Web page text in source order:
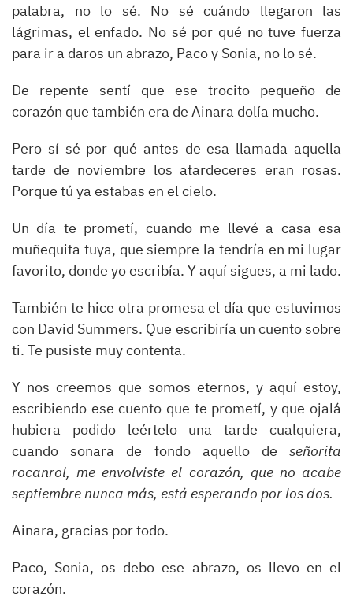
palabra, no lo sé. No sé cuándo llegaron las
lágrimas, el enfado. No sé por qué no tuve fuerza
para ir a daros un abrazo, Paco y Sonia, no lo sé.
De repente sentí que ese trocito pequeño de
corazón que también era de Ainara dolía mucho.
Pero sí sé por qué antes de esa llamada aquella
tarde de noviembre los atardeceres eran rosas.
Porque tú ya estabas en el cielo.
Un día te prometí, cuando me llevé a casa esa
muñequita tuya, que siempre la tendría en mi lugar
favorito, donde yo escribía. Y aquí sigues, a mi lado.
También te hice otra promesa el día que estuvimos
con David Summers. Que escribiría un cuento sobre
ti. Te pusiste muy contenta.
Y nos creemos que somos eternos, y aquí estoy,
escribiendo ese cuento que te prometí, y que ojalá
hubiera podido leértelo una tarde cualquiera,
cuando sonara de fondo aquello de señorita
rocanrol, me envolviste el corazón, que no acabe
septiembre nunca más, está esperando por los dos.
Ainara, gracias por todo.
Paco, Sonia, os debo ese abrazo, os llevo en el
corazón.